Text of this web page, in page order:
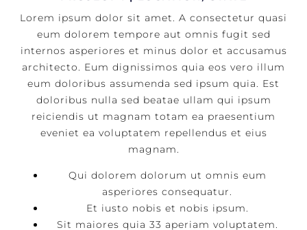
Lorem ipsum dolor sit amet. A consectetur quasi
eum dolorem tempore aut omnis fugit sed
internos asperiores et minus dolor et accusamus
architecto. Eum dignissimos quia eos vero illum
eum doloribus assumenda sed ipsum quia. Est
doloribus nulla sed beatae ullam qui ipsum
reiciendis ut magnam totam ea praesentium
eveniet ea voluptatem repellendus et eius
magnam.
Qui dolorem dolorum ut omnis eum
asperiores consequatur.
Et iusto nobis et nobis ipsum.
Sit maiores quia 33 aperiam voluptatem.